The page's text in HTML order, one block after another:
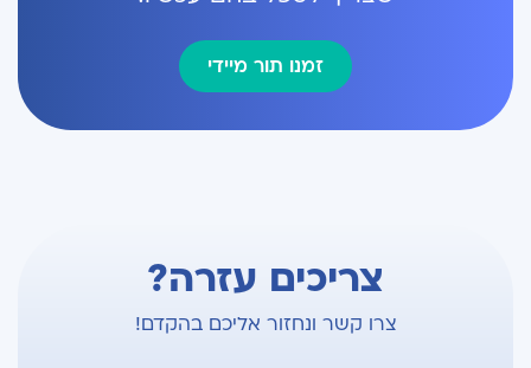
זמנו תור מיידי
צריכים עזרה?
צרו קשר ונחזור אליכם בהקדם!